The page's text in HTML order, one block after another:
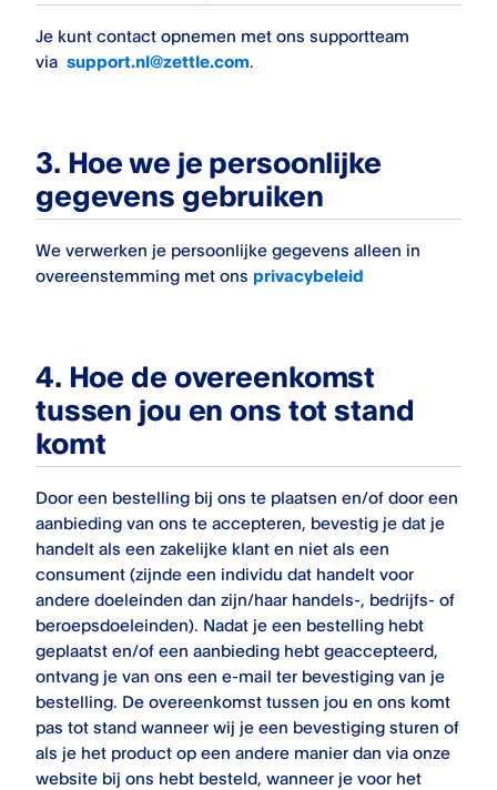
Je kunt contact opnemen met ons supportteam
via support.nl@zettle.com.
3. Hoe we je persoonlijke
gegevens gebruiken
We verwerken je persoonlijke gegevens alleen in
overeenstemming met ons privacybeleid
4. Hoe de overeenkomst
tussen jou en ons tot stand
komt
Door een bestelling bij ons te plaatsen en/of door een
aanbieding van ons te accepteren, bevestig je dat je
handelt als een zakelijke klant en niet als een
consument (zijnde een individu dat handelt voor
andere doeleinden dan zijn/haar handels-, bedrijfs- of
beroepsdoeleinden). Nadat je een bestelling hebt
geplaatst en/of een aanbieding hebt geaccepteerd,
ontvang je van ons een e-mail ter bevestiging van je
bestelling. De overeenkomst tussen jou en ons komt
pas tot stand wanneer wij je een bevestiging sturen of
als je het product op een andere manier dan via onze
website bij ons hebt besteld, wanneer je voor het